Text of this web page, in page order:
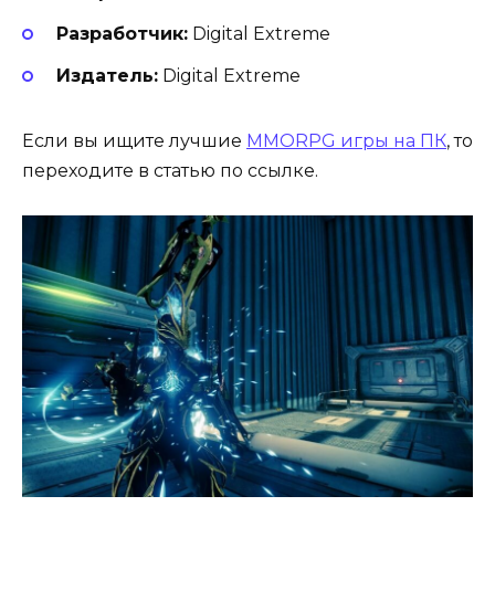
Разработчик:Digital Extreme
Издатель:Digital Extreme
Если вы ищите лучшие MMORPG игры на ПК, то
переходите в статью по ссылке.